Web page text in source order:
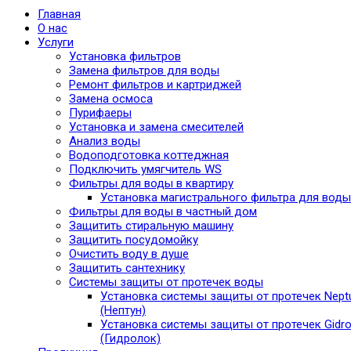
Главная
О нас
Услуги
Установка фильтров
Замена фильтров для воды
Ремонт фильтров и картриджей
Замена осмоса
Пурифаеры
Установка и замена смесителей
Анализ воды
Водоподготовка коттеджная
Подключить умягчитель WS
Фильтры для воды в квартиру
Установка магистрального фильтра для воды
Фильтры для воды в частный дом
Защитить стиральную машину
Защитить посудомойку
Очистить воду в душе
Защитить сантехнику
Системы защиты от протечек воды
Установка системы защиты от протечек
(Нептун)
Установка системы защиты от протечек
(Гидролок)